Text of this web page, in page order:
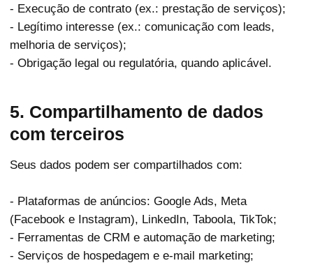
- Execução de contrato (ex.: prestação de serviços);
- Legítimo interesse (ex.: comunicação com leads,
melhoria de serviços);
- Obrigação legal ou regulatória, quando aplicável.
5. Compartilhamento de dados
com terceiros
Seus dados podem ser compartilhados com:
- Plataformas de anúncios: Google Ads, Meta
(Facebook e Instagram), LinkedIn, Taboola, TikTok;
- Ferramentas de CRM e automação de marketing;
- Serviços de hospedagem e e-mail marketing;